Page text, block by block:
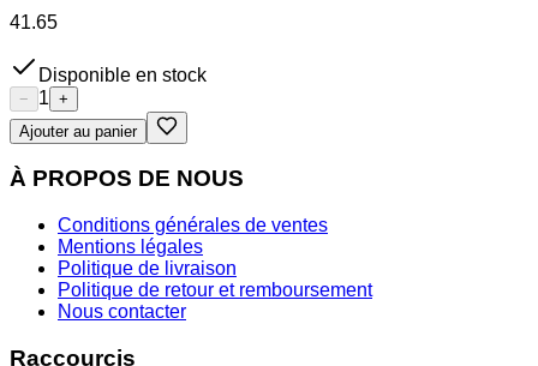
41.65
Disponible en stock
− 1 +
Ajouter au panier
À PROPOS DE NOUS
Conditions générales de ventes
Mentions légales
Politique de livraison
Politique de retour et remboursement
Nous contacter
Raccourcis